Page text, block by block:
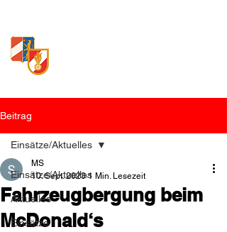
Beitrag
Einsätze/Aktuelles
Aktuelles
Einsätze
Einsätze/Aktuelles
Fahrzeugbergung beim
McDonald‘s
MS
10. Sept. 2023 1 Min. Lesezeit